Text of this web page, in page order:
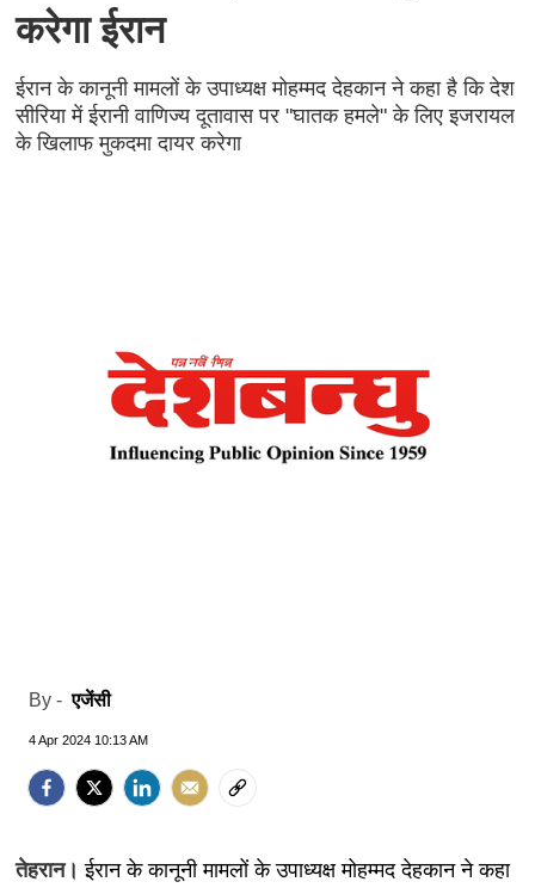
करेगा ईरान
ईरान के कानूनी मामलों के उपाध्यक्ष मोहम्मद देहकान ने कहा है कि देश
सीरिया में ईरानी वाणिज्य दूतावास पर "घातक हमले" के लिए इजरायल
के खिलाफ मुकदमा दायर करेगा
By -एजेंसी
4 Apr 2024 10:13 AM
तेहरान। ईरान के कानूनी मामलों के उपाध्यक्ष मोहम्मद देहकान ने कहा